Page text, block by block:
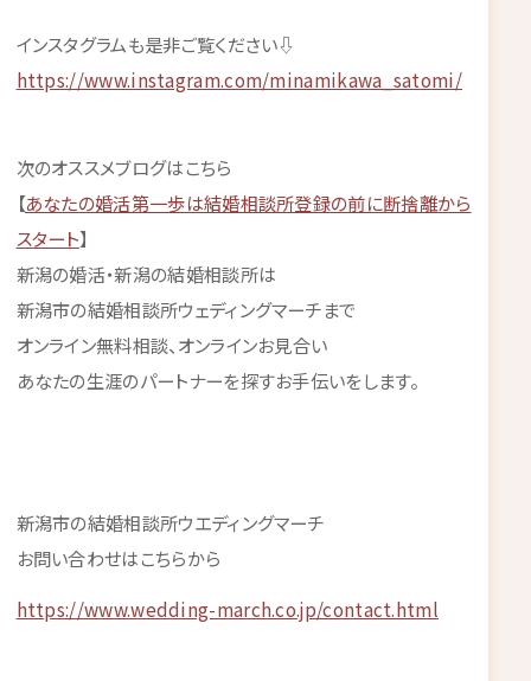
インスタグラムも是非ご覧ください⇩
https://www.instagram.com/minamikawa_satomi/
次のオススメブログはこちら
【あなたの婚活第一歩は結婚相談所登録の前に断捨離から
スタート】
新潟の婚活・新潟の結婚相談所は
新潟市の結婚相談所ウェディングマーチまで
オンライン無料相談、オンラインお見合い
あなたの生涯のパートナーを探すお手伝いをします。
新潟市の結婚相談所ウエディングマーチ
お問い合わせはこちらから
https://www.wedding-march.co.jp/contact.html